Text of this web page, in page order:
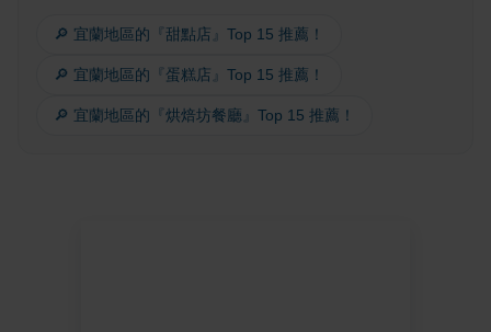
🔎 宜蘭地區的『甜點店』Top 15 推薦！
🔎 宜蘭地區的『蛋糕店』Top 15 推薦！
🔎 宜蘭地區的『烘焙坊餐廳』Top 15 推薦！